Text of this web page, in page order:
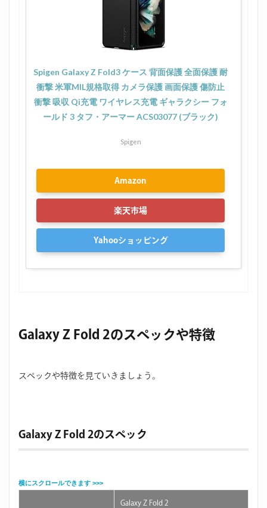
Spigen Galaxy Z Fold3 ケース 背面保護 全面保護 耐
衝撃 米軍MIL規格取得 カメラ保護 画面保護 傷防止
衝撃 吸収 Qi充電 ワイヤレス充電 ギャラクシー フォ
ールド 3 タフ・アーマー ACS03077 (ブラック)
Spigen
Amazon
楽天市場
Yahooショッピング
Galaxy Z Fold 2のスペックや特徴
スペックや特徴を見ていきましょう。
Galaxy Z Fold 2のスペック
Galaxy Z Fold 2